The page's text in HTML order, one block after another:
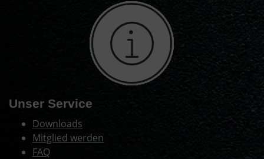
Unser Service
Downloads
Mitglied werden
FAQ